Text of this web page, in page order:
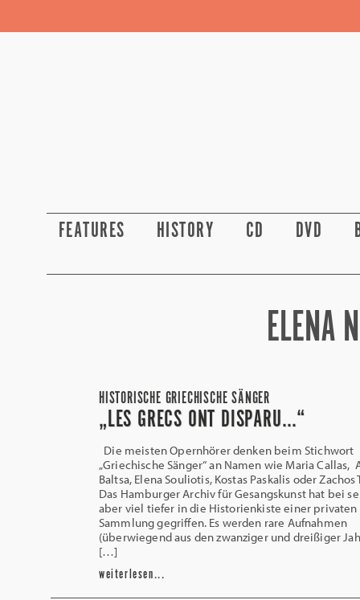
FEATURES HISTORY CD DVD
ELENA
HISTORISCHE GRIECHISCHE SÄNGER
„LES GRECS ONT DISPARU…“
Die meisten Opernhörer denken beim Stichwort
„Griechische Sänger“ an Namen wie Maria Callas,
Baltsa, Elena Souliotis, Kostas Paskalis oder Zachos
Das Hamburger Archiv für Gesangskunst hat bei
aber viel tiefer in die Historienkiste einer privaten
Sammlung gegriffen. Es werden rare Aufnahmen
(überwiegend aus den zwanziger und dreißiger
[…]
weiterlesen...